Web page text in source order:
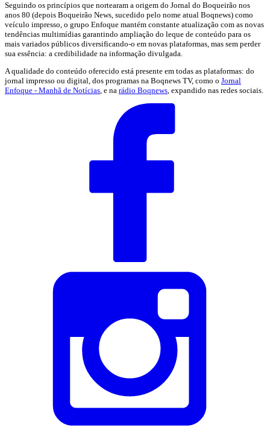
Seguindo os princípios que nortearam a origem do Jornal do Boqueirão nos
anos 80 (depois Boqueirão News, sucedido pelo nome atual Boqnews) como
veículo impresso, o grupo Enfoque mantém constante atualização com as novas
tendências multimídias garantindo ampliação do leque de conteúdo para os
mais variados públicos diversificando-o em novas plataformas, mas sem perder
sua essência: a credibilidade na informação divulgada.
A qualidade do conteúdo oferecido está presente em todas as plataformas: do
jornal impresso ou digital, dos programas na Boqnews TV, como o Jornal
Enfoque - Manhã de Notícias, e na rádio Boqnews, expandido nas redes sociais.